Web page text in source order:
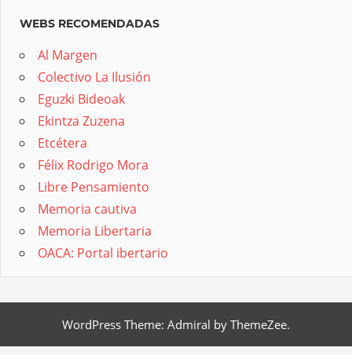
WEBS RECOMENDADAS
Al Margen
Colectivo La Ilusión
Eguzki Bideoak
Ekintza Zuzena
Etcétera
Félix Rodrigo Mora
Libre Pensamiento
Memoria cautiva
Memoria Libertaria
OACA: Portal ibertario
WordPress Theme: Admiral by ThemeZee.